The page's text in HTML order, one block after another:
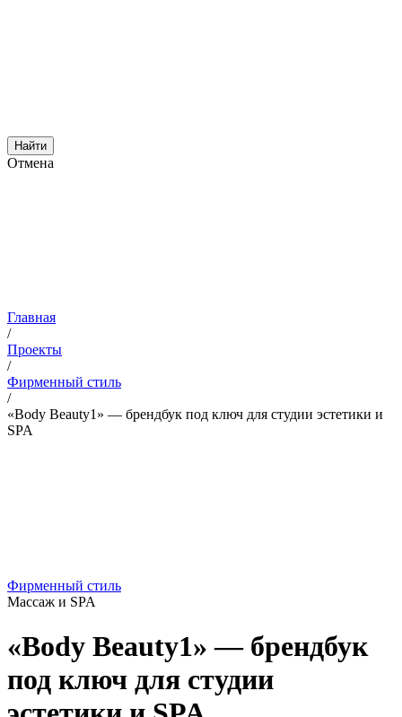
Найти
Отмена
Главная
/
Проекты
/
Фирменный стиль
/
«Body Beauty1» — брендбук под ключ для студии эстетики и
SPA
Фирменный стиль
Массаж и SPA
«Body Beauty1» — брендбук
под ключ для студии